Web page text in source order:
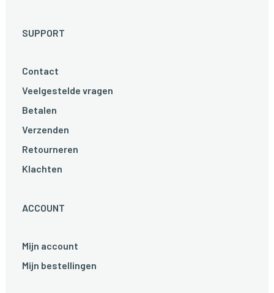
SUPPORT
Contact
Veelgestelde vragen
Betalen
Verzenden
Retourneren
Klachten
ACCOUNT
Mijn account
Mijn bestellingen